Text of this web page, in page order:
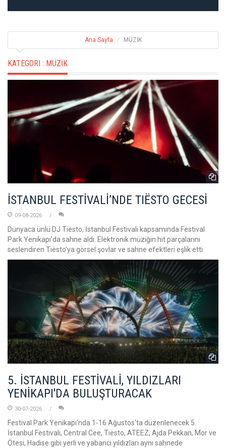
Ana Sayfa MÜZİK
KATEGORI : MÜZİK
İSTANBUL FESTİVALİ’NDE TIËSTO GECESİ
09-08-2026
Dünyaca ünlü DJ Tiësto, İstanbul Festivali kapsamında Festival
Park Yenikapı’da sahne aldı. Elektronik müziğin hit parçalarını
seslendiren Tiësto’ya görsel şovlar ve sahne efektleri eşlik etti
5. İSTANBUL FESTİVALİ, YILDIZLARI
YENİKAPI'DA BULUŞTURACAK
30-07-2026
Festival Park Yenikapı'nda 1-16 Ağustos'ta düzenlenecek 5.
İstanbul Festivali, Central Cee, Tiësto, ATEEZ, Ajda Pekkan, Mor ve
Ötesi, Hadise gibi yerli ve yabancı yıldızları aynı sahnede